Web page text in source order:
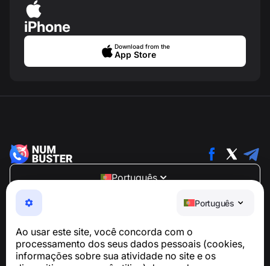
Português
Ao usar este site, você concorda com o
processamento dos seus dados pessoais (cookies,
informações sobre sua atividade no site e os
iPhone
Download from the
App Store
Português
NumBuster © 2013—2026 ·
support@numbuster.com
Um app fácil de usar que protege você contra golpes
Para dúvidas sobre conformidade com a GDPR:
support@numbuster.com